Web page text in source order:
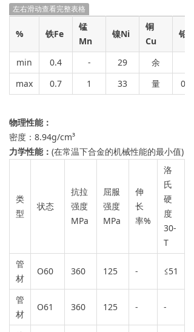
左右滑动查看完整表格
% 铁Fe
锰
Mn
镍Ni
铜
Cu
铅Pb
min 0.4 - 29 余
max
0.7 1 33 量 0.05
物理性能：
密度：8.94g/cm³
力学性能： (在常温下合金的机械性能的最小值)
类
型
状态
抗拉
强度
MPa
屈服
强度
MPa
伸
长
率%
洛
氏
硬
度
30-
T
管
材
O60 360 125 - ≤51
管
材
O61 360 125 - -